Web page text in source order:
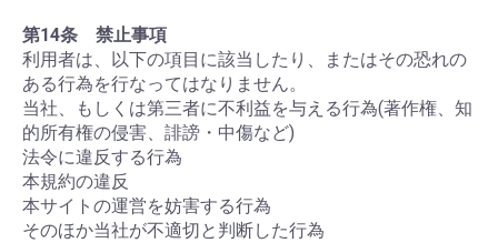
第14条 禁止事項
利用者は、以下の項目に該当したり、またはその恐れの
ある行為を行なってはなりません。
当社、もしくは第三者に不利益を与える行為(著作権、知
的所有権の侵害、誹謗・中傷など)
法令に違反する行為
本規約の違反
本サイトの運営を妨害する行為
そのほか当社が不適切と判断した行為